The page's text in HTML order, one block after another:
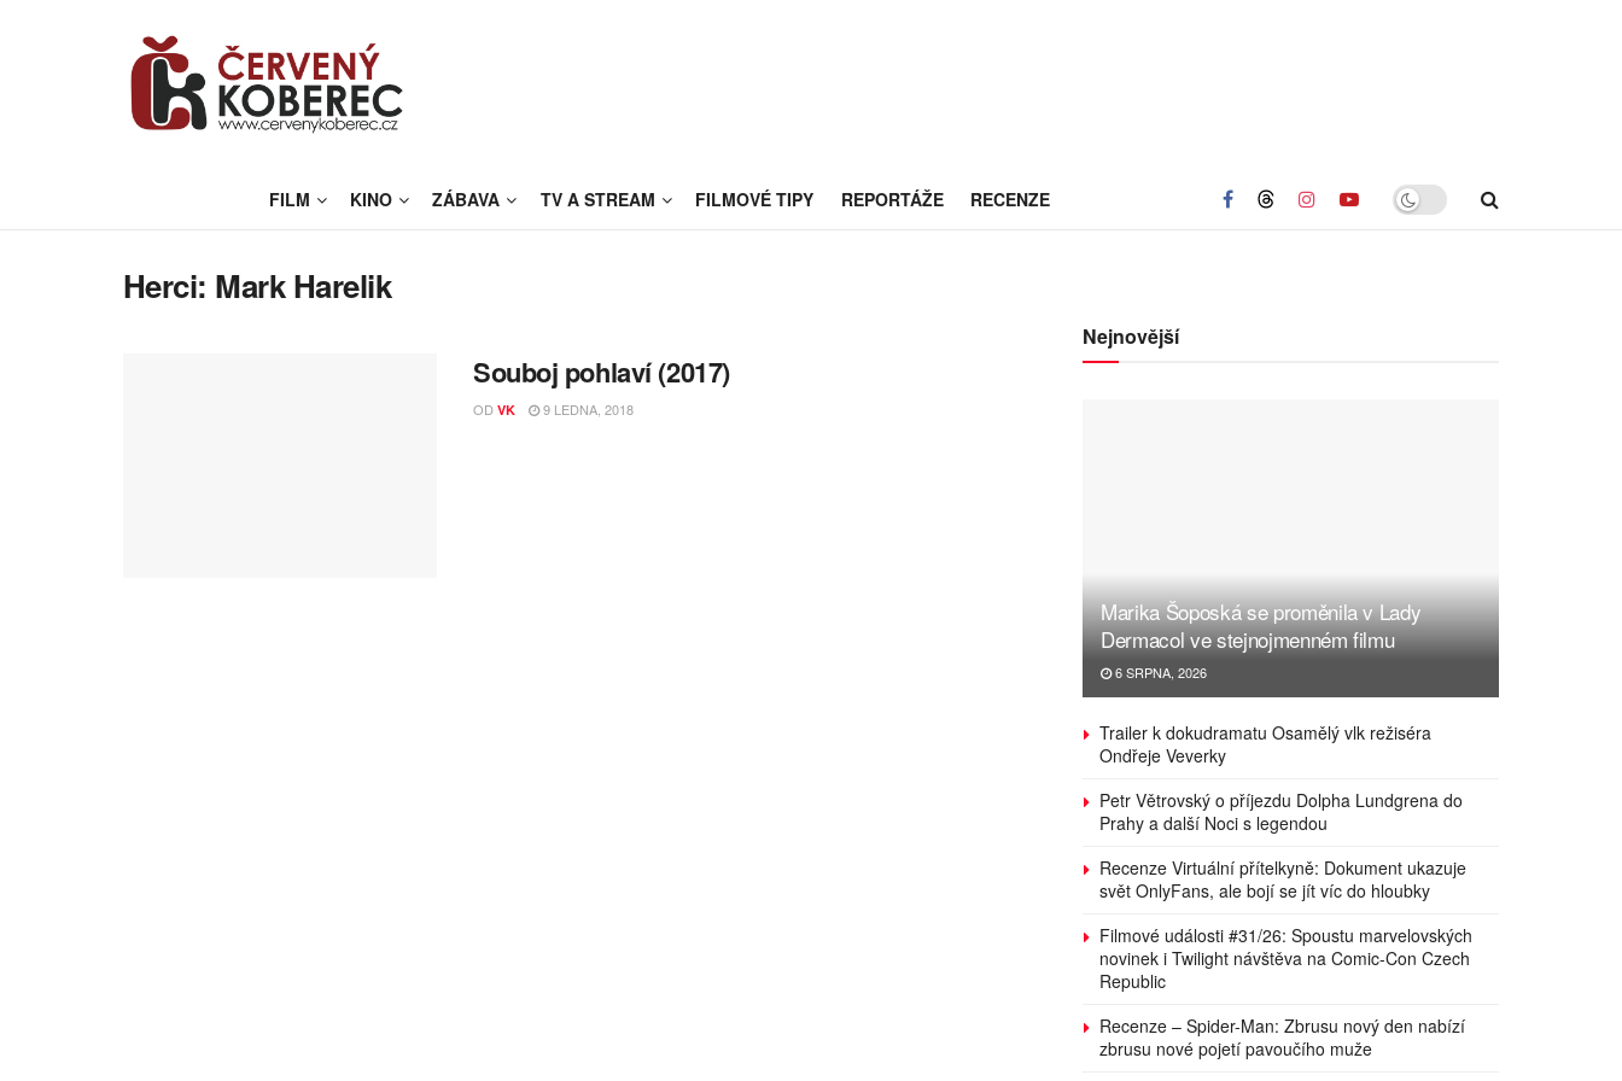
FILM KINO ZÁBAVA TV A STREAM FILMOVÉ TIPY REPORTÁŽE RECENZE
Herci: Mark Harelik
Souboj pohlaví (2017)
OD VK 9 LEDNA, 2018
Nejnovější
Marika Šoposká se proměnila v Lady
Dermacol ve stejnojmenném filmu
6 SRPNA, 2026
Trailer k dokudramatu Osamělý vlk režiséra
Ondřeje Veverky
Petr Větrovský o příjezdu Dolpha Lundgrena do
Prahy a další Noci s legendou
Recenze Virtuální přítelkyně: Dokument ukazuje
svět OnlyFans, ale bojí se jít víc do hloubky
Filmové události #31/26: Spoustu marvelovských
novinek i Twilight návštěva na Comic-Con Czech
Republic
Recenze – Spider-Man: Zbrusu nový den nabízí
zbrusu nové pojetí pavoučího muže